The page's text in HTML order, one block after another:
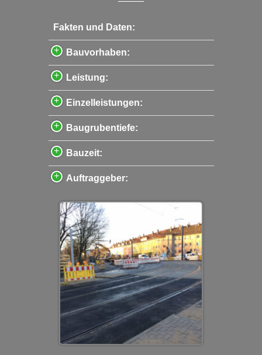
Fakten und Daten:
Bauvorhaben:
Leistung:
Einzelleistungen:
Baugrubentiefe:
Bauzeit:
Auftraggeber: